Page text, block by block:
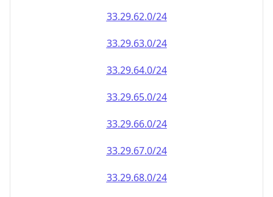
33.29.62.0/24
33.29.63.0/24
33.29.64.0/24
33.29.65.0/24
33.29.66.0/24
33.29.67.0/24
33.29.68.0/24